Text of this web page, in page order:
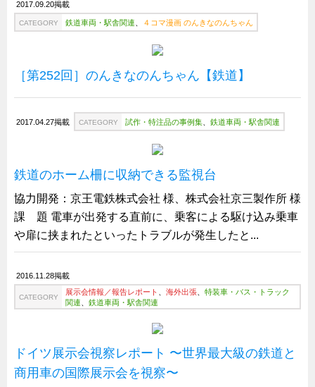
Before After
隠れた名品
PICK UP NEWS
図面の見方・書き方
キャビネット工業会規格「CA300」集中講義
ズバッとお悩み解決 テクニカル Q and A
瀧源点回帰
光る技術！未来へのモノづくり
ちょっとユニークなお客様
ECOLOGY NEWS SCRAMBLE
ニッポン再発見
2017.09.20掲載
CATEGORY 鉄道車両・駅舎関連 ４コマ漫画 のんきなのんちゃん
［第252回］のんきなのんちゃん【鉄道】
2017.04.27掲載 CATEGORY 試作・特注品の事例集 鉄道車両・駅舎関連
鉄道のホーム柵に収納できる監視台
協力開発：京王電鉄株式会社 様、株式会社京三製作所 様
課 題 電車が出発する直前に、乗客による駆け込み乗車
や扉に挟まれたといったトラブルが発生したと...
2016.11.28掲載
CATEGORY
展示会情報／報告レポート 、 海外出張、 特装車・バス・トラック
関連、 鉄道車両・駅舎関連
ドイツ展示会視察レポート 〜世界最大級の鉄道と
商用車の国際展示会を視察〜